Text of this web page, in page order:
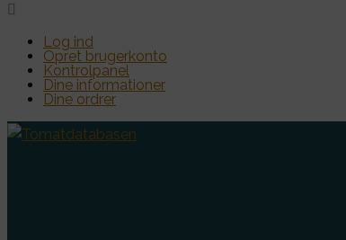

Log ind
Opret brugerkonto
Kontrolpanel
Dine informationer
Dine ordrer